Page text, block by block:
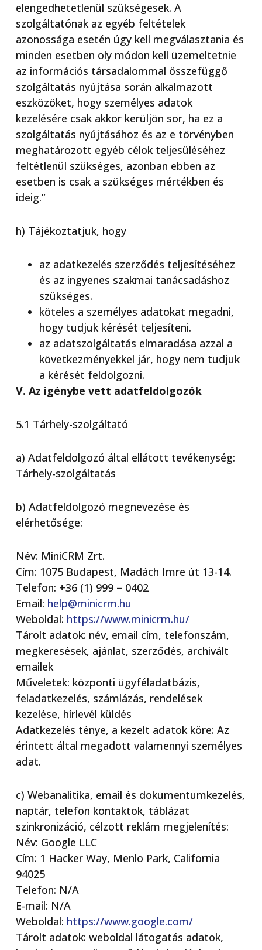
elengedhetetlenül szükségesek. A
szolgáltatónak az egyéb feltételek
azonossága esetén úgy kell megválasztania és
minden esetben oly módon kell üzemeltetnie
az információs társadalommal összefüggő
szolgáltatás nyújtása során alkalmazott
eszközöket, hogy személyes adatok
kezelésére csak akkor kerüljön sor, ha ez a
szolgáltatás nyújtásához és az e törvényben
meghatározott egyéb célok teljesüléséhez
feltétlenül szükséges, azonban ebben az
esetben is csak a szükséges mértékben és
ideig.”
h) Tájékoztatjuk, hogy
az adatkezelés szerződés teljesítéséhez
és az ingyenes szakmai tanácsadáshoz
szükséges.
köteles a személyes adatokat megadni,
hogy tudjuk kérését teljesíteni.
az adatszolgáltatás elmaradása azzal a
következményekkel jár, hogy nem tudjuk
a kérését feldolgozni.
V. Az igénybe vett adatfeldolgozók
5.1 Tárhely-szolgáltató
a) Adatfeldolgozó által ellátott tevékenység:
Tárhely-szolgáltatás
b) Adatfeldolgozó megnevezése és
elérhetősége:
Név: MiniCRM Zrt.
Cím: 1075 Budapest, Madách Imre út 13-14.
Telefon: +36 (1) 999 – 0402
Email: help@minicrm.hu
Weboldal: https://www.minicrm.hu/
Tárolt adatok: név, email cím, telefonszám,
megkeresések, ajánlat, szerződés, archivált
emailek
Műveletek: központi ügyféladatbázis,
feladatkezelés, számlázás, rendelések
kezelése, hírlevél küldés
Adatkezelés ténye, a kezelt adatok köre: Az
érintett által megadott valamennyi személyes
adat.
c) Webanalitika, email és dokumentumkezelés,
naptár, telefon kontaktok, táblázat
szinkronizáció, célzott reklám megjelenítés:
Név: Google LLC
Cím: 1 Hacker Way, Menlo Park, California
94025
Telefon: N/A
E-mail: N/A
Weboldal: https://www.google.com/
Tárolt adatok: weboldal látogatás adatok,